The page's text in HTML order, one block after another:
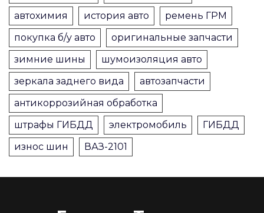
автохимия
история авто
ремень ГРМ
покупка б/у авто
оригинальные запчасти
зимние шины
шумоизоляция авто
зеркала заднего вида
автозапчасти
антикоррозийная обработка
штрафы ГИБДД
электромобиль
ГИБДД
износ шин
ВАЗ-2101